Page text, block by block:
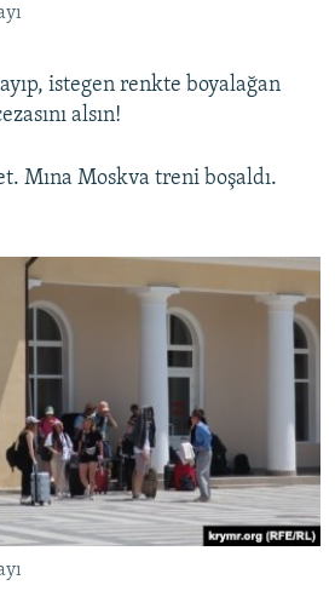
istegen renkte boyalağan
alsın!
Mına Moskva treni boşaldı.